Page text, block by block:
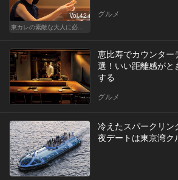
Vol.42
東カレの素敵な大人に必要なこと
グルメ
恵比寿でカウンタ
選！いい距離感がと
する
グルメ
冷えたスパークリ
夜デートは東京湾ク